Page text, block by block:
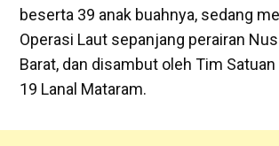
beserta 39 anak buahnya, sedang
Operasi Laut sepanjang perairan
Barat, dan disambut oleh Tim
19 Lanal Mataram.